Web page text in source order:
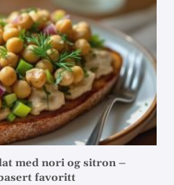
med nori og sitron –
favoritt